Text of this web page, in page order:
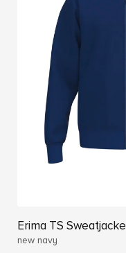
Erima TS Sweatjacke
new navy